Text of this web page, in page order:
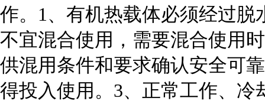
作。1、有机热载体必须经过
不宜混合使用，需要混合使用
供混用条件和要求确认安全可
得投入使用。3、正常工作、